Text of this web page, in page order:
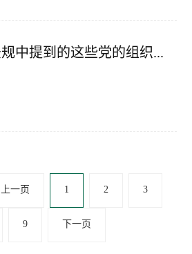
党内法规中提到的这些党的组织，都有啥区别？
上一页 1 2 3
9 下一页